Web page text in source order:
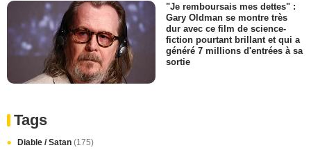
"Je remboursais mes dettes" :
Gary Oldman se montre très
dur avec ce film de science-
fiction pourtant brillant et qui a
généré 7 millions d'entrées à sa
sortie
Tags
Diable / Satan (175)